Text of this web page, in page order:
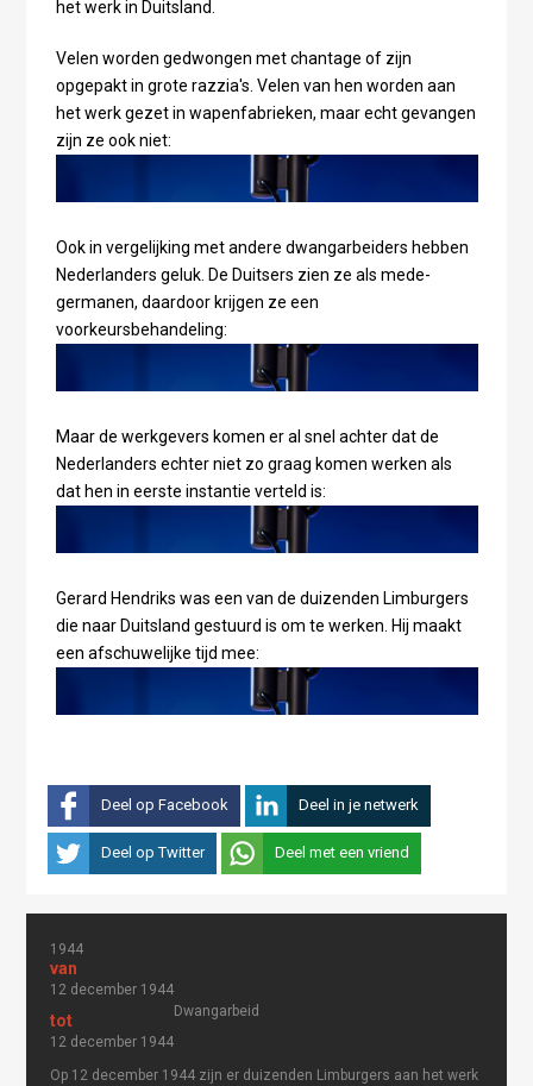
het werk in Duitsland.
Velen worden gedwongen met chantage of zijn
opgepakt in grote razzia's. Velen van hen worden aan
het werk gezet in wapenfabrieken, maar echt gevangen
zijn ze ook niet:
Ook in vergelijking met andere dwangarbeiders hebben
Nederlanders geluk. De Duitsers zien ze als mede-
germanen, daardoor krijgen ze een
voorkeursbehandeling:
Maar de werkgevers komen er al snel achter dat de
Nederlanders echter niet zo graag komen werken als
dat hen in eerste instantie verteld is:
Gerard Hendriks was een van de duizenden Limburgers
die naar Duitsland gestuurd is om te werken. Hij maakt
een afschuwelijke tijd mee:
Deel op Facebook Deel in je netwerk
Deel op Twitter Deel met een vriend
1944
12 december 1944
12 december 1944
Dwangarbeid
Op 12 december 1944 zijn er duizenden Limburgers aan het werk